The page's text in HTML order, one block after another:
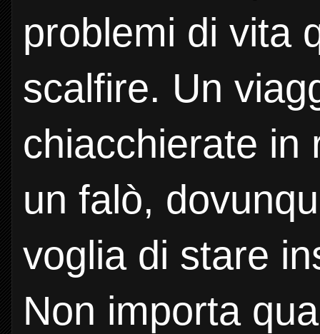
problemi di vita
scalfire. Un
chiacchierate in
un falò,
voglia di stare
Non importa